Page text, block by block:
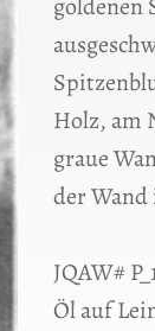
goldenen
Holz, am
graue
der
JQAW#
Öl auf